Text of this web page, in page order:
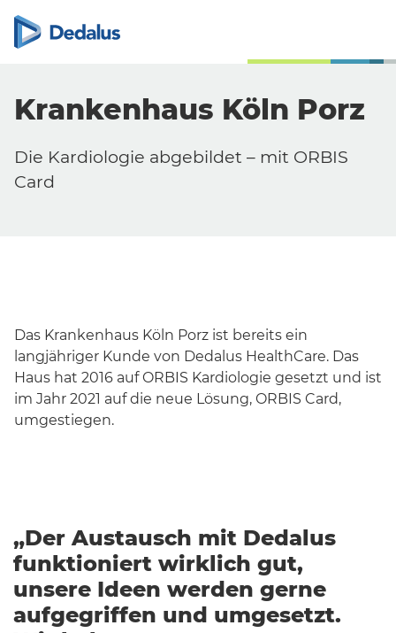
Krankenhaus Köln Porz
Die Kardiologie abgebildet – mit ORBIS
Card
Das Krankenhaus Köln Porz ist bereits ein
langjähriger Kunde von Dedalus HealthCare. Das
Haus hat 2016 auf ORBIS Kardiologie gesetzt und ist
im Jahr 2021 auf die neue Lösung, ORBIS Card,
umgestiegen.
„Der Austausch mit Dedalus
funktioniert wirklich gut,
unsere Ideen werden gerne
aufgegriffen und umgesetzt.